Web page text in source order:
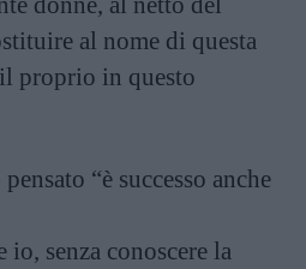
al nome di questa
proprio in questo
“è successo anche
io, senza conoscere la